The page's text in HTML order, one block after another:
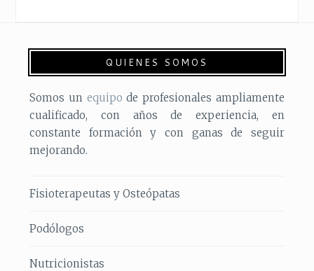
QUIENES SOMOS
Somos un equipo de profesionales ampliamente
cualificado, con años de experiencia, en
constante formación y con ganas de seguir
mejorando.
Fisioterapeutas y Osteópatas
Podólogos
Nutricionistas